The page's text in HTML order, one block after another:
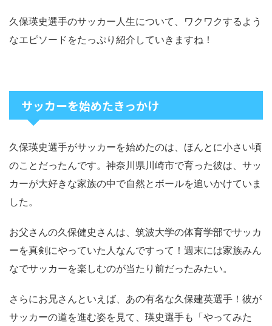
久保瑛史選手のサッカー人生について、ワクワクするよう
なエピソードをたっぷり紹介していきますね！
サッカーを始めたきっかけ
久保瑛史選手がサッカーを始めたのは、ほんとに小さい頃
のことだったんです。神奈川県川崎市で育った彼は、サッ
カーが大好きな家族の中で自然とボールを追いかけていま
した。
お父さんの久保健史さんは、筑波大学の体育学部でサッカ
ーを真剣にやっていた人なんですって！週末には家族みん
なでサッカーを楽しむのが当たり前だったみたい。
さらにお兄さんといえば、あの有名な久保建英選手！彼が
サッカーの道を進む姿を見て、瑛史選手も「やってみた